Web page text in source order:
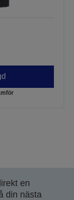
en
din nästa